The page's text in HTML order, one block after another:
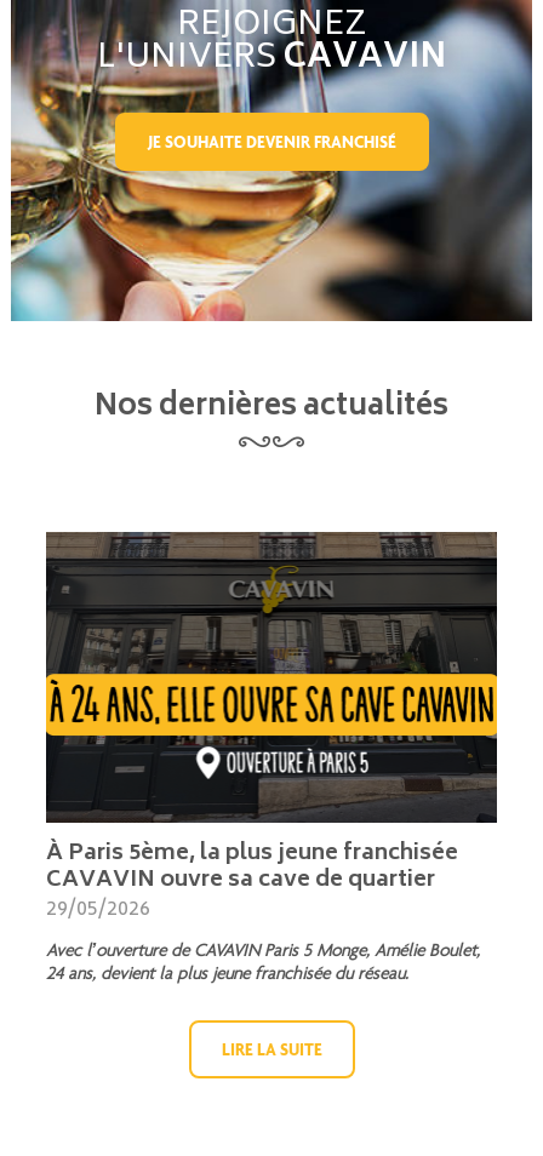
REJOIGNEZ
L'UNIVERSCAVAVIN
JE SOUHAITE DEVENIR FRANCHISÉ
Nos dernières actualités
À Paris 5ème, la plus jeune franchisée
CAVAVIN ouvre sa cave de quartier
29/05/2026
Avec l’ouverture de CAVAVIN Paris 5 Monge, Amélie Boulet,
24 ans, devient la plus jeune franchisée du réseau.
LIRE LA SUITE